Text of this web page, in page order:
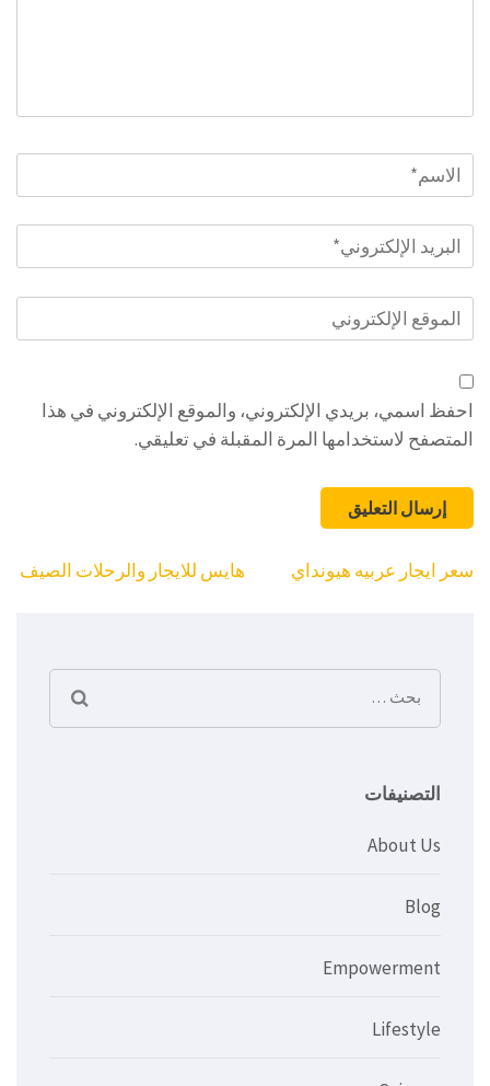
الاسم
البريد
الإلكتروني*
الموقع
الإلكتروني
احفظ اسمي، بريدي الإلكتروني، والموقع الإلكتروني في هذا
المتصفح لاستخدامها المرة المقبلة في تعليقي.
تصفّح
هايس للايجار والرحلات الصيف سعر ايجار عربيه هيونداي
البحث
عن:
التصنيفات
About Us
Blog
Empowerment
Lifestyle